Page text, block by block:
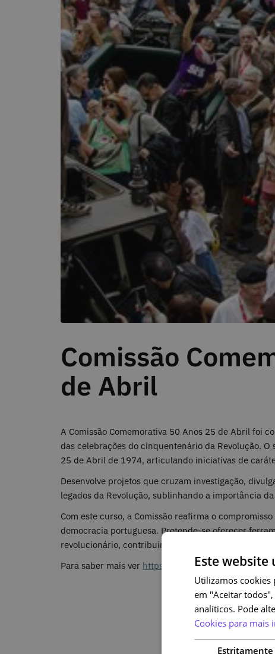
Comissão
de Abril
A Comissão Comemorativa 50 Anos 25 de Abril foi
das celebrações do cinquentenário da Revolução.
25 de Abril de 1974, articulando iniciativas de
Desenvolve projetos que cruzam investigação,
legados da Revolução, sublinhando a importância
Com este curso, a Comissão reafirma o
democracia portuguesa. Pretende-se oferecer
revolucionário, contribuindo para uma cidadania
Para saber mais ver https://50anos25abril.pt/
Este website
Utilizamos cookies
em "Aceitar
analíticos. Pode
Cookies para mais
Estritamente